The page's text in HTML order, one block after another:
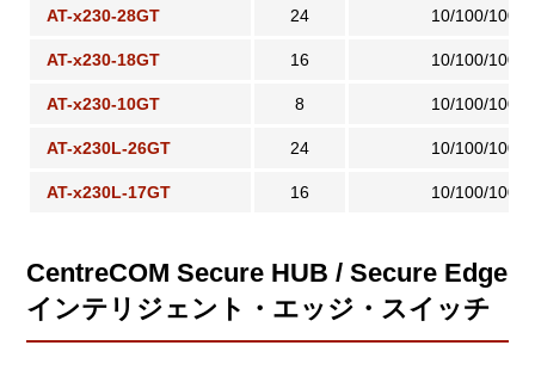
AT-x230-28GT 24 10/100/
AT-x230-18GT 16 10/100/
AT-x230-10GT 8 10/100/
AT-x230L-26GT 24 10/100/
AT-x230L-17GT 16 10/100/
CentreCOM Secure HUB / Secure Edge
インテリジェント・エッジ・スイッチ